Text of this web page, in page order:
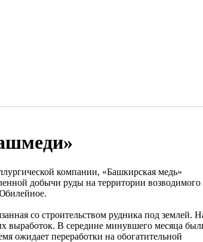
компании, «Башкирская медь»
добычи руды на территории возводимого
со строительством рудника под землей.
выработок. В середине минувшего месяца
ожидает переработки на обогатительной